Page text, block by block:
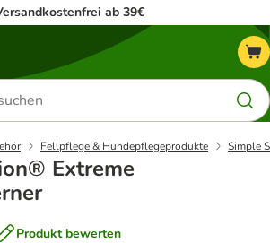
ab 39€
Fellpflege & Hundepflegeprodukte Simple
Extreme
Produkt bewerten